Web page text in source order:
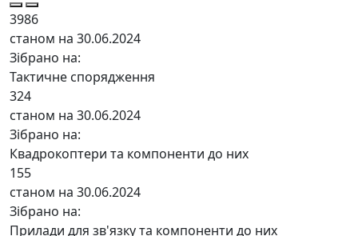
3986
станом на 30.06.2024
Зібрано на:
Тактичне спорядження
324
станом на 30.06.2024
Зібрано на:
Квадрокоптери та компоненти до них
155
станом на 30.06.2024
Зібрано на:
Прилади для зв'язку та компоненти до них